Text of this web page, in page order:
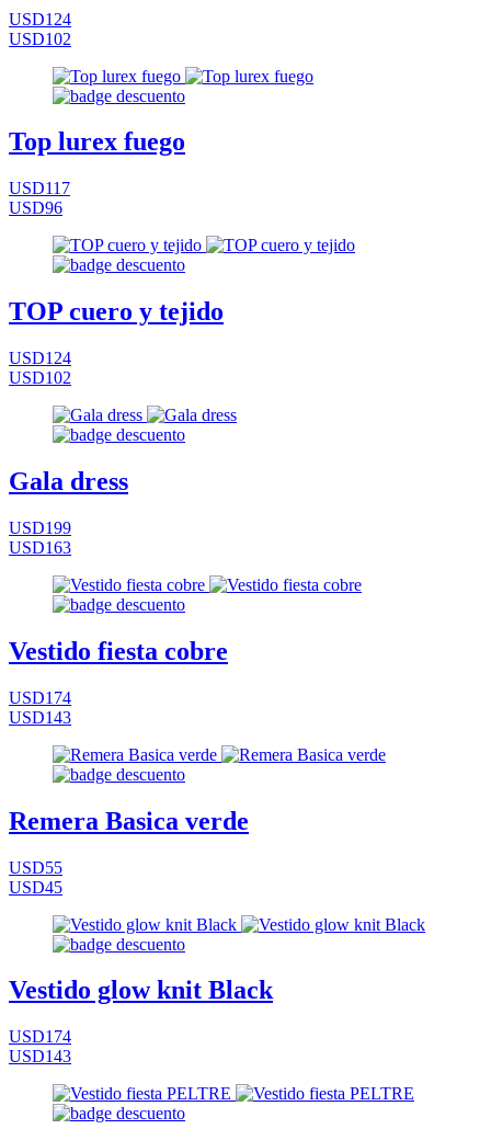
USD124
USD102
Top lurex fuego
USD117
USD96
TOP cuero y tejido
USD124
USD102
Gala dress
USD199
USD163
Vestido fiesta cobre
USD174
USD143
Remera Basica verde
USD55
USD45
Vestido glow knit Black
USD174
USD143